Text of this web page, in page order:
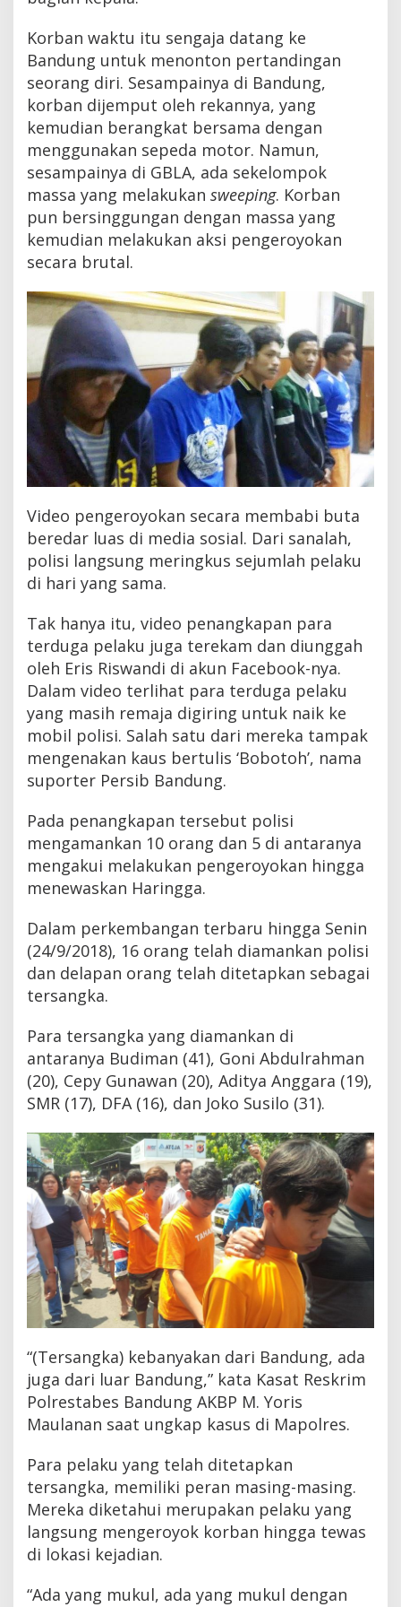
g
g
a
S
i
r
l
a
Korban waktu itu sengaja datang ke
Bandung untuk menonton pertandingan
seorang diri. Sesampainya di Bandung,
korban dijemput oleh rekannya, yang
kemudian berangkat bersama dengan
menggunakan sepeda motor. Namun,
sesampainya di GBLA, ada sekelompok
massa yang melakukan sweeping. Korban
pun bersinggungan dengan massa yang
kemudian melakukan aksi pengeroyokan
secara brutal.
Video pengeroyokan secara membabi buta
beredar luas di media sosial. Dari sanalah,
polisi langsung meringkus sejumlah pelaku
di hari yang sama.
Tak hanya itu, video penangkapan para
terduga pelaku juga terekam dan diunggah
oleh Eris Riswandi di akun Facebook-nya.
Dalam video terlihat para terduga pelaku
yang masih remaja digiring untuk naik ke
mobil polisi. Salah satu dari mereka tampak
mengenakan kaus bertulis ‘Bobotoh’, nama
suporter Persib Bandung.
Pada penangkapan tersebut polisi
mengamankan 10 orang dan 5 di antaranya
mengakui melakukan pengeroyokan hingga
menewaskan Haringga.
Dalam perkembangan terbaru hingga Senin
(24/9/2018), 16 orang telah diamankan polisi
dan delapan orang telah ditetapkan sebagai
tersangka.
Para tersangka yang diamankan di
antaranya Budiman (41), Goni Abdulrahman
(20), Cepy Gunawan (20), Aditya Anggara (19),
SMR (17), DFA (16), dan Joko Susilo (31).
“(Tersangka) kebanyakan dari Bandung, ada
juga dari luar Bandung,” kata Kasat Reskrim
Polrestabes Bandung AKBP M. Yoris
Maulanan saat ungkap kasus di Mapolres.
Para pelaku yang telah ditetapkan
tersangka, memiliki peran masing-masing.
Mereka diketahui merupakan pelaku yang
langsung mengeroyok korban hingga tewas
di lokasi kejadian.
“Ada yang mukul, ada yang mukul dengan